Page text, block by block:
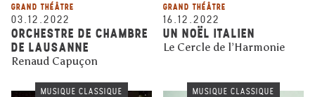
GRAND THÉÂTRE
03.12.2022
ORCHESTRE DE CHAMBRE
DE LAUSANNE
Renaud Capuçon
GRAND THÉÂTRE
16.12.2022
UN NOËL ITALIEN
Le Cercle de l’Harmonie
MUSIQUE CLASSIQUE MUSIQUE CLASSIQUE